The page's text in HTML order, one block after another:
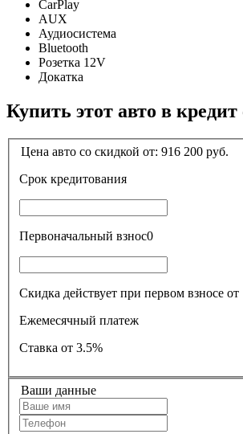
CarPlay
AUX
Аудиосистема
Bluetooth
Розетка 12V
Докатка
Купить этот авто в
Цена авто со скидкой от: 916 200 руб.
Срок кредитования
Первоначальный взнос0
Скидка действует при первом взносе от
Ежемесячный платеж
Ставка от 3.5%
Ваши данные